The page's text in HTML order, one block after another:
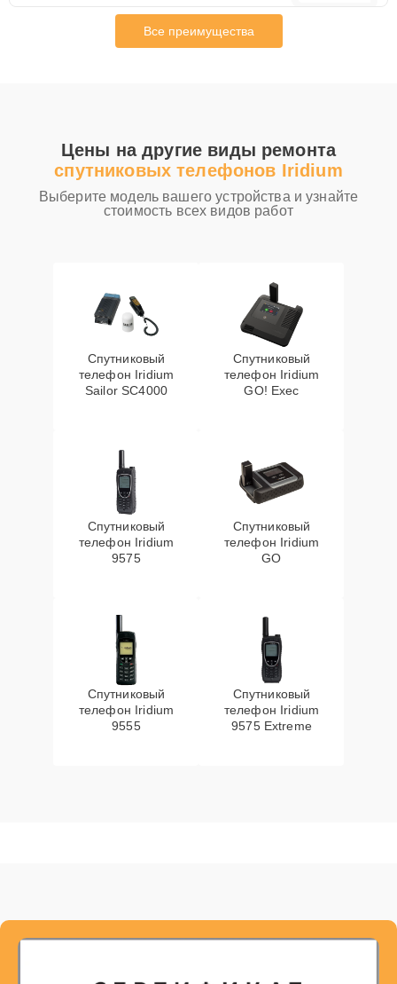
Все преимущества
Цены на другие виды ремонта
спутниковых телефонов Iridium
Выберите модель вашего устройства и узнайте
стоимость всех видов работ
Спутниковый
телефон Iridium
Sailor SC4000
Спутниковый
телефон Iridium
GO! Exec
Спутниковый
телефон Iridium
9575
Спутниковый
телефон Iridium
GO
Спутниковый
телефон Iridium
9555
Спутниковый
телефон Iridium
9575 Extreme